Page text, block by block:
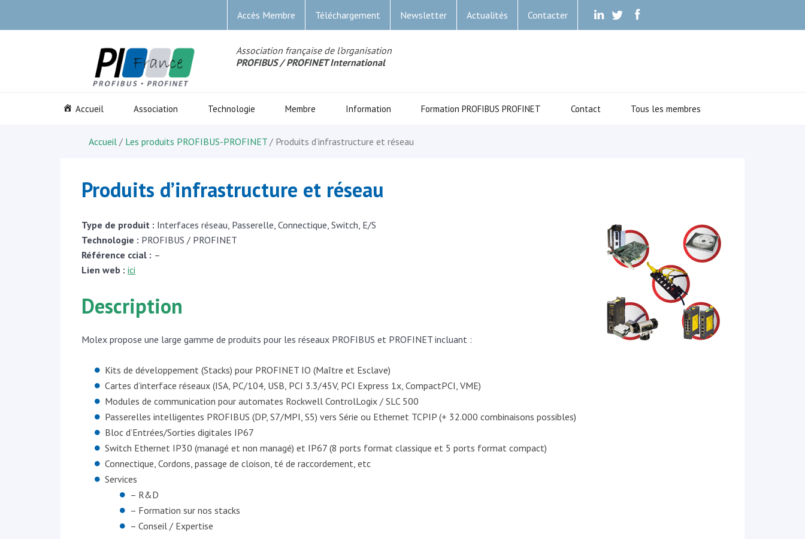
Accès Membre Téléchargement Newsletter Actualités Contacter . . .
Association française de l’organisation
PROFIBUS / PROFINET International
Accueil Association Technologie Membre Information Formation PROFIBUS PROFINET Contact Tous les membres
Accueil / Les produits PROFIBUS-PROFINET / Produits d’infrastructure et réseau
Produits d’infrastructure et réseau
Type de produit : Interfaces réseau, Passerelle, Connectique, Switch, E/S
Technologie : PROFIBUS / PROFINET
Référence ccial : –
Lien web : ici
Description
Molex propose une large gamme de produits pour les réseaux PROFIBUS et PROFINET incluant :
Kits de développement (Stacks) pour PROFINET IO (Maître et Esclave)
Cartes d’interface réseaux (ISA, PC/104, USB, PCI 3.3/45V, PCI Express 1x, CompactPCI, VME)
Modules de communication pour automates Rockwell ControlLogix / SLC 500
Passerelles intelligentes PROFIBUS (DP, S7/MPI, S5) vers Série ou Ethernet TCPIP (+ 32.000 combinaisons possibles)
Bloc d’Entrées/Sorties digitales IP67
Switch Ethernet IP30 (managé et non managé) et IP67 (8 ports format classique et 5 ports format compact)
Connectique, Cordons, passage de cloison, té de raccordement, etc
Services
– R&D
– Formation sur nos stacks
– Conseil / Expertise